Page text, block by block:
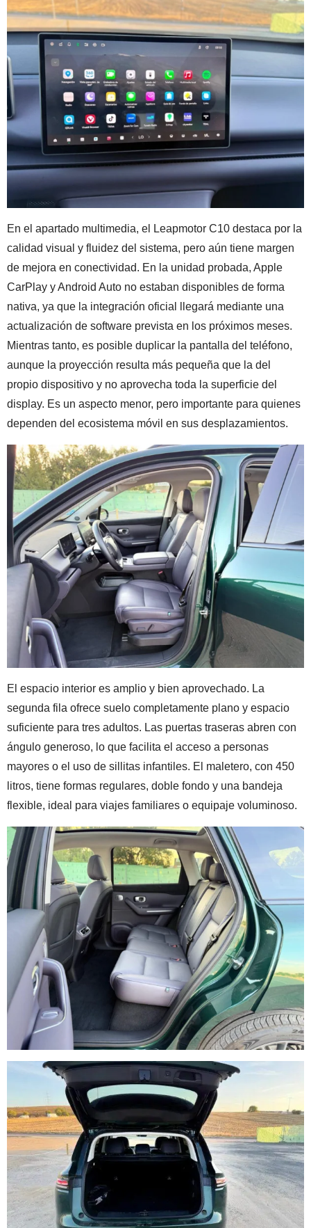
En el apartado multimedia, el Leapmotor C10 destaca por la
calidad visual y fluidez del sistema, pero aún tiene margen
de mejora en conectividad. En la unidad probada, Apple
CarPlay y Android Auto no estaban disponibles de forma
nativa, ya que la integración oficial llegará mediante una
actualización de software prevista en los próximos meses.
Mientras tanto, es posible duplicar la pantalla del teléfono,
aunque la proyección resulta más pequeña que la del
propio dispositivo y no aprovecha toda la superficie del
display. Es un aspecto menor, pero importante para quienes
dependen del ecosistema móvil en sus desplazamientos.
El espacio interior es amplio y bien aprovechado. La
segunda fila ofrece suelo completamente plano y espacio
suficiente para tres adultos. Las puertas traseras abren con
ángulo generoso, lo que facilita el acceso a personas
mayores o el uso de sillitas infantiles. El maletero, con 450
litros, tiene formas regulares, doble fondo y una bandeja
flexible, ideal para viajes familiares o equipaje voluminoso.